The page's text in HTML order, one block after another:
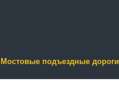
Мостовые подъездные дороги